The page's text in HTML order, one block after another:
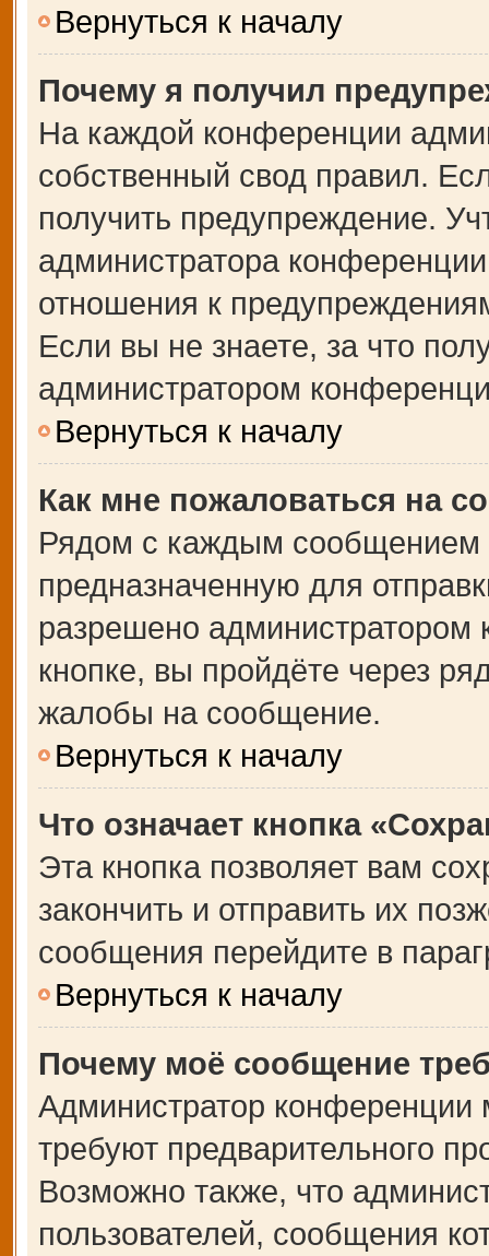
Вернуться к началу
Почему я получил
На каждой конференции
собственный свод правил.
получить предупреждение.
администратора
отношения к
Если вы не знаете, за что
администратором
Вернуться к началу
Как мне пожаловаться на
Рядом с каждым сообщением
предназначенную для
разрешено
кнопке, вы пройдёте через
жалобы на сообщение.
Вернуться к началу
Что означает кнопка
Эта кнопка позволяет вам
закончить и отправить их
сообщения перейдите в
Вернуться к началу
Почему моё сообщение
Администратор
требуют предварительного
Возможно также, что
пользователей, сообщения